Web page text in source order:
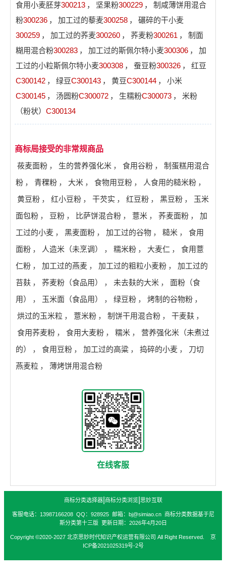
食用小麦胚芽300213 ， 坚果粉300229 ，
制咸薄饼用混合
粉300236 ， 加工过的藜麦300258 ，
碾碎的干小麦
300259 ， 加工过的荞麦300260 ， 荞麦粉300261 ，
制面
糊用混合粉300283 ， 加工过的斯佩尔特小麦300306 ，
加
工过的小粒斯佩尔特小麦300308 ， 蚕豆粉300326 ，
红豆
C300142 ， 绿豆C300143 ， 黄豆C300144 ，
小米
C300145 ， 汤圆粉C300072 ， 生糯粉C300073 ，
米粉
（粉状） C300134
商标局接受的非常规商品
莜麦面粉 ， 生的营养强化米 ， 食用谷粉 ，
制蛋糕用混合
粉 ， 青稞粉 ， 大米 ， 食物用豆粉 ， 人食用的糙米粉 ，
黄豆粉 ， 红小豆粉 ， 干芡实 ， 红豆粉 ， 黑豆粉 ，
玉米
面包粉 ， 豆粉 ， 比萨饼混合粉 ， 薏米 ， 荞麦面粉 ，
加
工过的小麦 ， 黑麦面粉 ， 加工过的谷物 ， 糙米 ，
食用
面粉 ， 人造米（未烹调） ， 糯米粉 ， 大麦仁 ，
食用薏
仁粉 ， 加工过的燕麦 ， 加工过的粗粒小麦粉 ，
加工过的
苔麸 ， 荞麦粉（食品用） ， 未去麸的大米 ，
面粉（食
用）
， 玉米面（食品用） ， 绿豆粉 ， 烤制的谷物粉 ，
烘过的玉米粒 ， 薏米粉 ， 制饼干用混合粉 ， 干麦麸 ，
食用荞麦粉 ， 食用大麦粉 ， 糯米 ，
营养强化米（未煮过
的）
， 食用豆粉 ， 加工过的高粱 ， 捣碎的小麦 ，
刀切
燕麦粒 ， 薄烤饼用混合粉
在线客服
商标分类选择器| 商标分类浏览| 思妙互联
客服电话：13987166208 QQ：928925 邮箱：bj@simiao.cn 商标分类数据基于尼
斯分类第十三版 更新日期：2026年4月20日
Copyright ©2020-2027 北京思妙时代知识产权运营有限公司 All Right Reserved. 京
ICP备2021025319号-2号